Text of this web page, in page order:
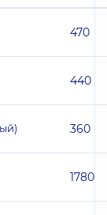
470
440
360
1780